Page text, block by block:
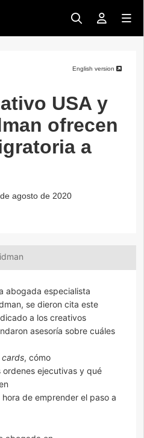
English version
USA y
ofrecen
a
agosto de 2020
abogada especialista
se dieron cita este
a los creativos
asesoría sobre cuáles
cards, cómo
ejecutivas y qué
de emprender el paso a